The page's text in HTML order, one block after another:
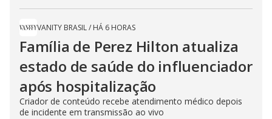
VANITY BRASIL/ HÁ 6 HORAS
Família de Perez Hilton atualiza
estado de saúde do influenciador
após hospitalização
Criador de conteúdo recebe atendimento médico depois
de incidente em transmissão ao vivo